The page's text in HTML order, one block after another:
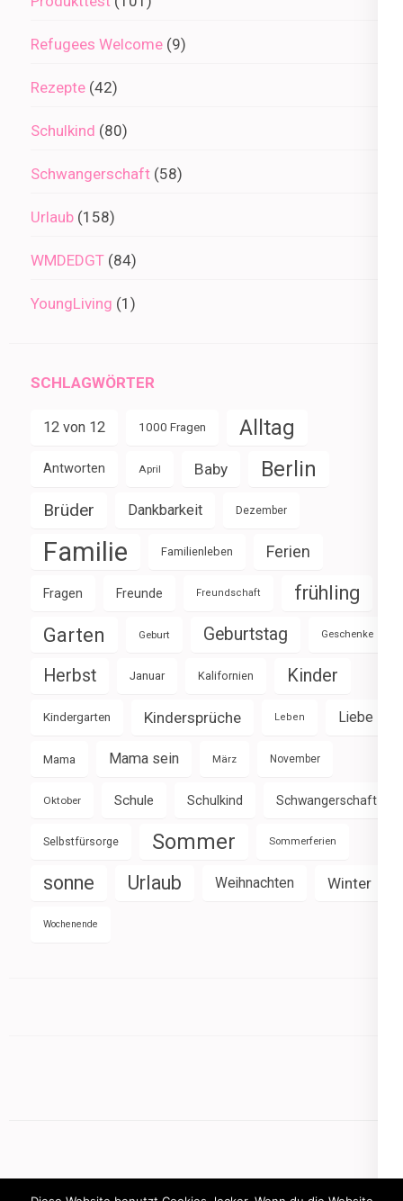
Refugees Welcome (9)
Rezepte (42)
Schulkind (80)
Schwangerschaft (58)
Urlaub (158)
WMDEDGT (84)
YoungLiving (1)
SCHLAGWÖRTER
12 von 12 1000 Fragen Alltag
Antworten April Baby Berlin
Brüder Dankbarkeit Dezember
Familie Familienleben Ferien
Fragen Freunde Freundschaft frühling
Garten Geburt Geburtstag Geschenke
Herbst Januar Kalifornien Kinder
Kindergarten Kindersprüche Leben Liebe
Mama Mama sein März November
Oktober Schule Schulkind Schwangerschaft
Selbstfürsorge Sommer Sommerferien
sonne Urlaub Weihnachten Winter
Wochenende